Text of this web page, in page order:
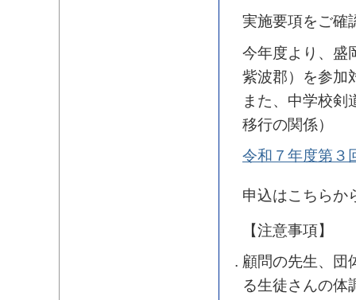
実施要項をご確
今年度より、盛
紫波郡）を参加
また、中学校剣
移行の関係）
令和７年度第３
申込はこちら
【注意事項】
顧問の先生、団
る生徒さんの体